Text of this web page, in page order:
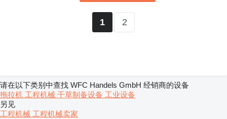
1 2
请在以下类别中查找 WFC Handels GmbH 经销商的设备
拖拉机 工程机械 干草制备设备 工业设备
另见
工程机械 工程机械卖家